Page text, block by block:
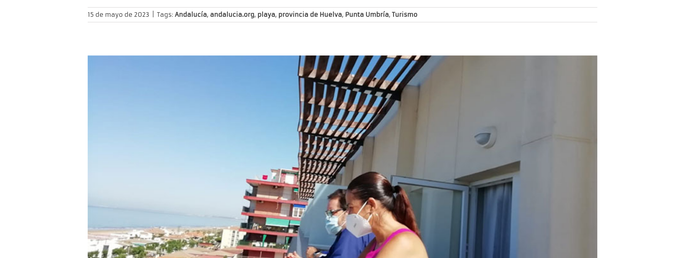
15 de mayo de 2023 Tags: Andalucía, andalucia.org, playa, provincia de Huelva, Punta Umbría, Turismo